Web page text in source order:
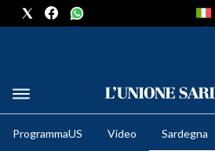
METEO
ProgrammaUS Video Sardegna